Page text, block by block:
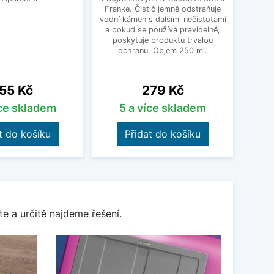
Kč
skladem
do košíku
Franke. Čistič jemně odstraňuje
vodní kámen s dalšími nečistotami
a pokud se používá pravidelně,
poskytuje produktu trvalou
ochranu. Objem 250 ml.
Cena
279 Kč
5 a více skladem
Přidat do košíku
a určitě najdeme řešení.